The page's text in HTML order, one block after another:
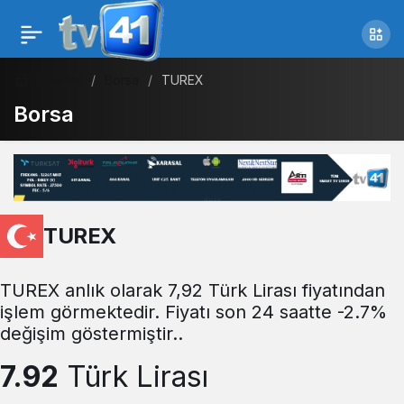
TUREX
Borsa
TUREX
TUREX anlık olarak 7,92 Türk Lirası fiyatından
işlem görmektedir. Fiyatı son 24 saatte -2.7%
değişim göstermiştir..
7.92 Türk Lirası